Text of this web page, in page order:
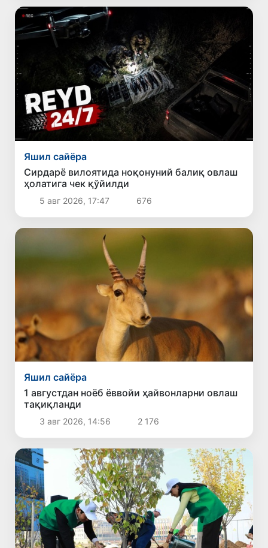
Яшил сайёра
Сирдарё вилоятида ноқонуний балиқ овлаш
ҳолатига чек қўйилди
5 авг 2026, 17:47 676
Яшил сайёра
1 августдан ноёб ёввойи ҳайвонларни овлаш
тақиқланди
3 авг 2026, 14:56 2 176